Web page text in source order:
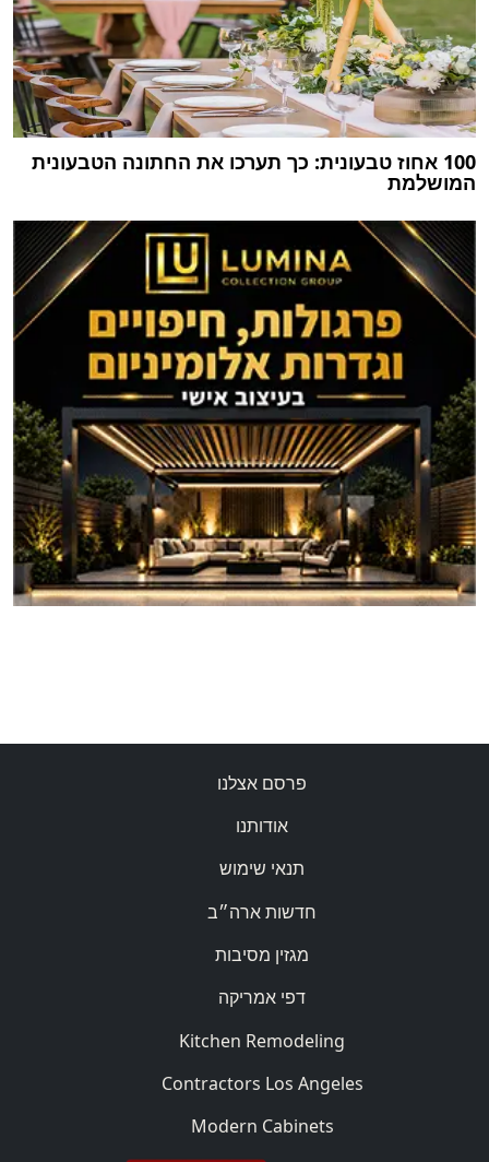
100 אחוז טבעונית: כך תערכו את החתונה הטבעונית
המושלמת
פרסם אצלנו
אודותנו
תנאי שימוש
חדשות ארה״ב
מגזין מסיבות
דפי אמריקה
Kitchen Remodeling
Contractors Los Angeles
Modern Cabinets